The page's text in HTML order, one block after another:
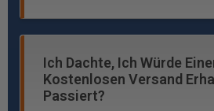
Ich Dachte, Ich Würde
Kostenlosen Versand
Passiert?